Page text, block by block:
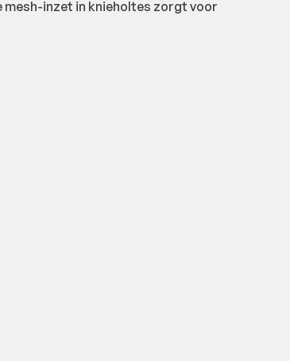
mesh-inzet in knieholtes zorgt voor